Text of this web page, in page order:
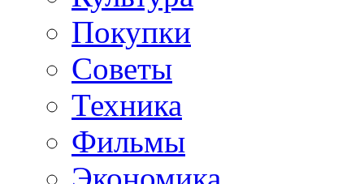
Покупки
Советы
Техника
Фильмы